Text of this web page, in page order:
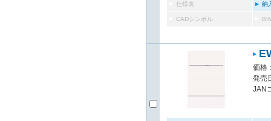
仕様表 納
CADシンボル
価格
発売
JAN